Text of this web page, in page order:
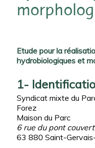
Etude pour la
hydrobiologiques et
1-
Syndicat mixte du
Forez
Maison du Parc
6 rue du pont couvert
63 880 Saint-